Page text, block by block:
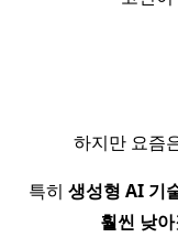
하지만 요즘
특히 생성형 AI 기
훨씬 낮